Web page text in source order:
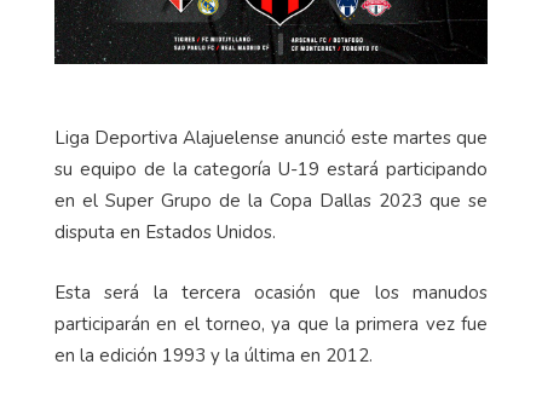
Liga Deportiva Alajuelense anunció este martes que
su equipo de la categoría U-19 estará participando
en el Super Grupo de la Copa Dallas 2023 que se
disputa en Estados Unidos.
Esta será la tercera ocasión que los manudos
participarán en el torneo, ya que la primera vez fue
en la edición 1993 y la última en 2012.